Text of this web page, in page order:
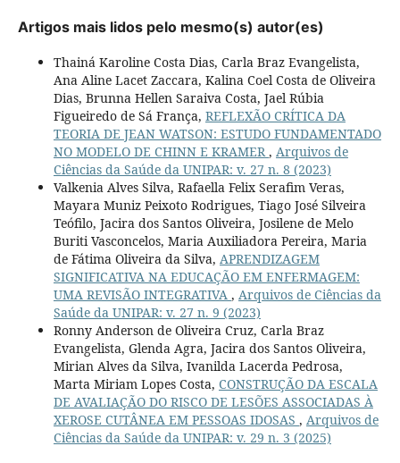
Artigos mais lidos pelo mesmo(s) autor(es)
Thainá Karoline Costa Dias, Carla Braz Evangelista,
Ana Aline Lacet Zaccara, Kalina Coel Costa de Oliveira
Dias, Brunna Hellen Saraiva Costa, Jael Rúbia
Figueiredo de Sá França, REFLEXÃO CRÍTICA DA
TEORIA DE JEAN WATSON: ESTUDO FUNDAMENTADO
NO MODELO DE CHINN E KRAMER, Arquivos de
Ciências da Saúde da UNIPAR: v. 27 n. 8 (2023)
Valkenia Alves Silva, Rafaella Felix Serafim Veras,
Mayara Muniz Peixoto Rodrigues, Tiago José Silveira
Teófilo, Jacira dos Santos Oliveira, Josilene de Melo
Buriti Vasconcelos, Maria Auxiliadora Pereira, Maria
de Fátima Oliveira da Silva, APRENDIZAGEM
SIGNIFICATIVA NA EDUCAÇÃO EM ENFERMAGEM:
UMA REVISÃO INTEGRATIVA , Arquivos de Ciências da
Saúde da UNIPAR: v. 27 n. 9 (2023)
Ronny Anderson de Oliveira Cruz, Carla Braz
Evangelista, Glenda Agra, Jacira dos Santos Oliveira,
Mirian Alves da Silva, Ivanilda Lacerda Pedrosa,
Marta Miriam Lopes Costa, CONSTRUÇÃO DA ESCALA
DE AVALIAÇÃO DO RISCO DE LESÕES ASSOCIADAS À
XEROSE CUTÂNEA EM PESSOAS IDOSAS , Arquivos de
Ciências da Saúde da UNIPAR: v. 29 n. 3 (2025)